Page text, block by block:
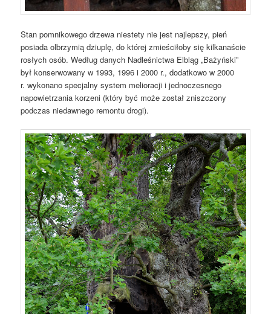
Stan pomnikowego drzewa niestety nie jest najlepszy, pień
posiada olbrzymią dziuplę, do której zmieściłoby się kilkanaście
rosłych osób. Według danych Nadleśnictwa Elbląg „Bażyński”
był konserwowany w 1993, 1996 i 2000 r., dodatkowo w 2000
r. wykonano specjalny system melioracji i jednoczesnego
napowietrzania korzeni (który być może został zniszczony
podczas niedawnego remontu drogi).